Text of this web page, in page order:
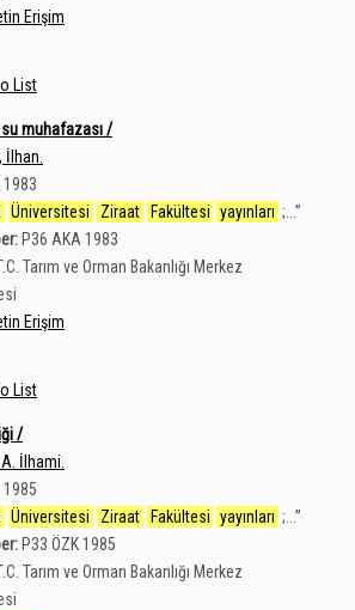
Erişim
List
muhafazası /
İlhan.
1983
Üniversitesi Ziraat Fakültesi yayınları ;... ”
P36 AKA 1983
Tarım ve Orman Bakanlığı Merkez
Erişim
List
/
İlhami.
1985
Üniversitesi Ziraat Fakültesi yayınları ;... ”
P33 ÖZK 1985
Tarım ve Orman Bakanlığı Merkez